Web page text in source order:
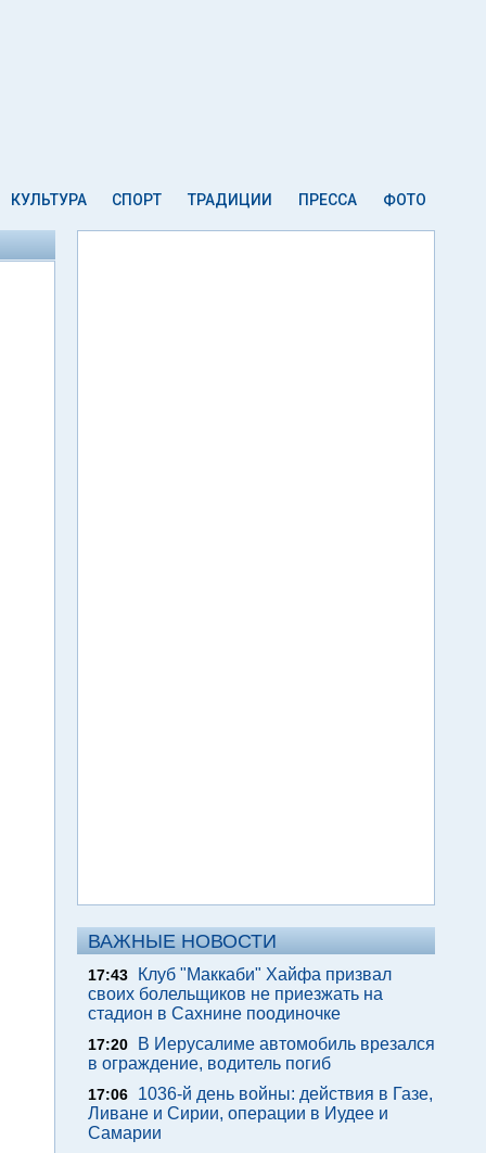
КУЛЬТУРА СПОРТ ТРАДИЦИИ ПРЕССА ФОТО
ВАЖНЫЕ НОВОСТИ
17:43
Клуб "Маккаби" Хайфа призвал
своих болельщиков не приезжать на
стадион в Сахнине поодиночке
17:20
В Иерусалиме автомобиль врезался
в ограждение, водитель погиб
17:06
1036-й день войны: действия в Газе,
Ливане и Сирии, операции в Иудее и
Самарии